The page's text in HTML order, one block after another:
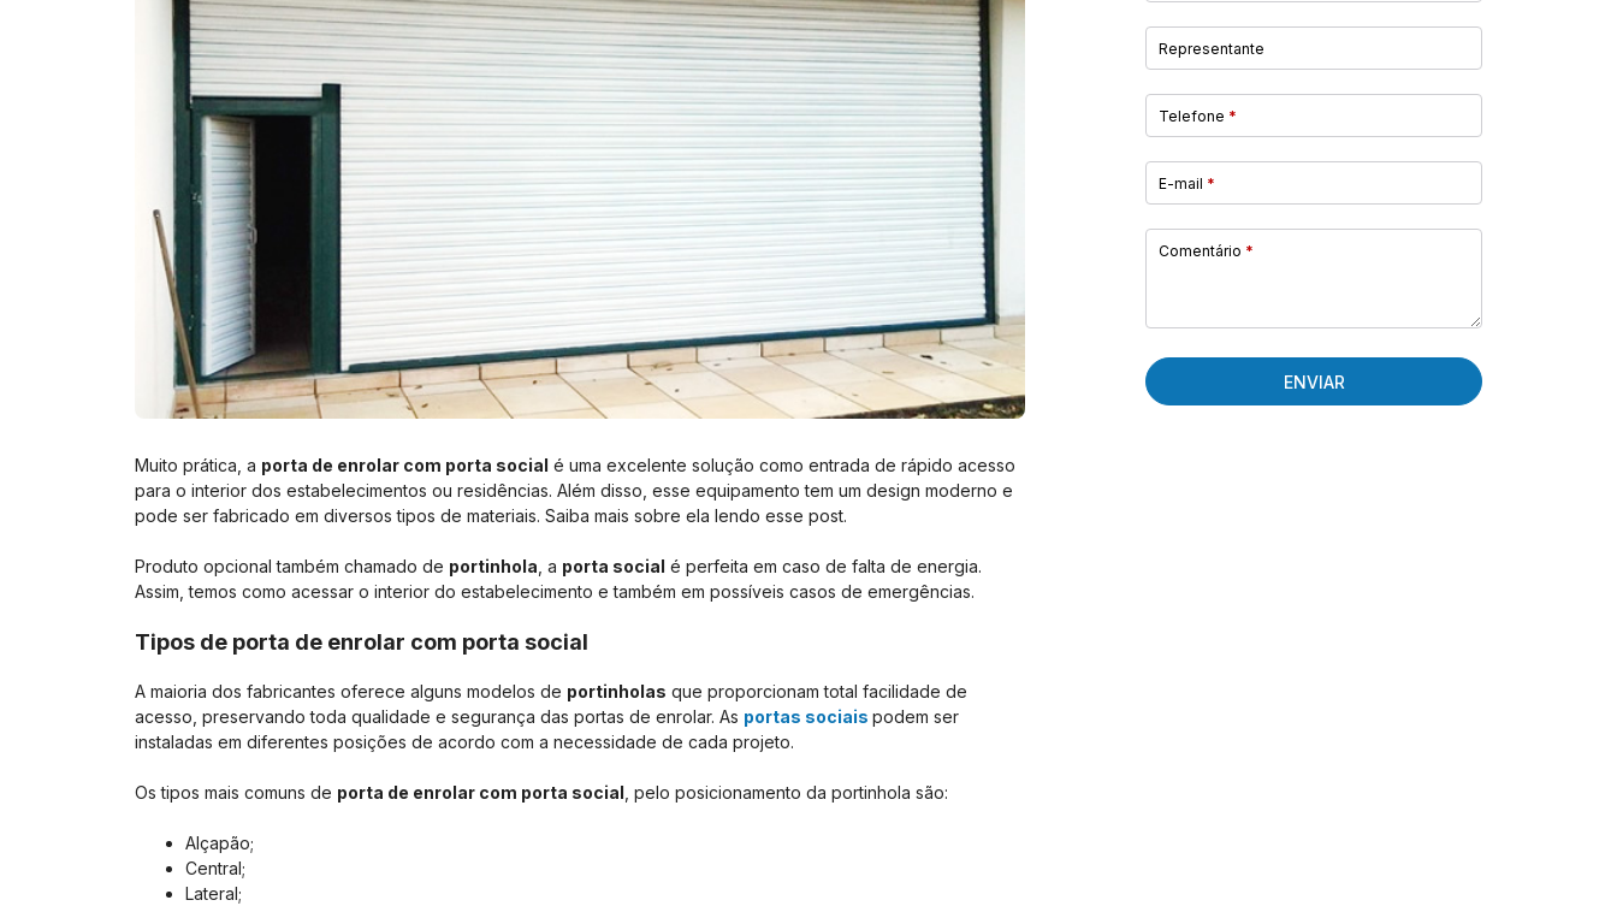
Muito prática, a porta de enrolar com porta social é uma excelente solução como entrada de rápido acesso
para o interior dos estabelecimentos ou residências. Além disso, esse equipamento tem um design moderno e
pode ser fabricado em diversos tipos de materiais. Saiba mais sobre ela lendo esse post.
Produto opcional também chamado de portinhola , a porta social é perfeita em caso de falta de energia.
Assim, temos como acessar o interior do estabelecimento e também em possíveis casos de emergências.
Tipos de porta de enrolar com porta social
A maioria dos fabricantes oferece alguns modelos de portinholas que proporcionam total facilidade de
acesso, preservando toda qualidade e segurança das portas de enrolar. As portas sociais podem ser
instaladas em diferentes posições de acordo com a necessidade de cada projeto.
Os tipos mais comuns de porta de enrolar com porta social , pelo posicionamento da portinhola são:
Alçapão;
Central;
Lateral;
Representante
Telefone *
E-mail *
Comentário *
ENVIAR